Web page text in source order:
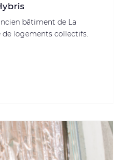
bâtiment de La
de logements collectifs.